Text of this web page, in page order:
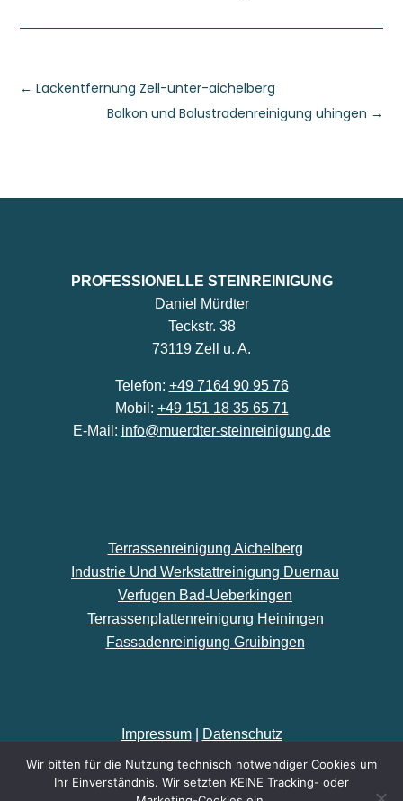
←Lackentfernung Zell-unter-aichelberg
Balkon und Balustradenreinigung uhingen →
PROFESSIONELLE STEINREINIGUNG
Daniel Mürdter
Teckstr. 38
73119 Zell u. A.
Telefon: +49 7164 90 95 76
Mobil: +49 151 18 35 65 71
E-Mail: info@muerdter-steinreinigung.de
Terrassenreinigung Aichelberg
Industrie Und Werkstattreinigung Duernau
Verfugen Bad-Ueberkingen
Terrassenplattenreinigung Heiningen
Fassadenreinigung Gruibingen
Impressum| Datenschutz
Made by kaelberer-online.de
Wir bitten für die Nutzung technisch notwendiger Cookies um
Ihr Einverständnis. Wir setzten KEINE Tracking- oder